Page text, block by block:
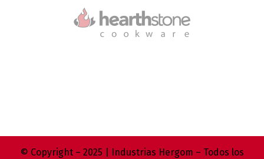
© Copyright – 2025 | Industrias Hergom – Todos los